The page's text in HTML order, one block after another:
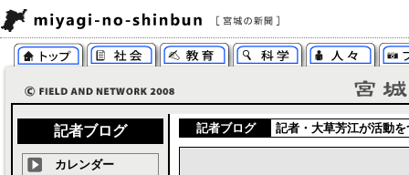
記者ブログ 記者・ 大草芳江が活動
記者ブログ
カレンダー